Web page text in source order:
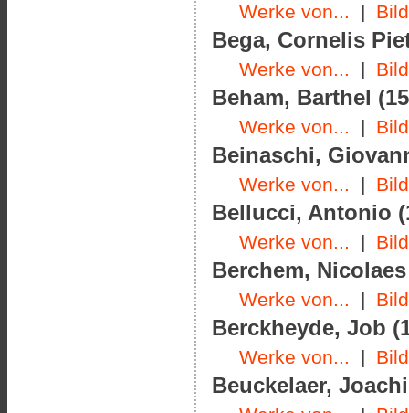
Werke von... |
Bega, Cornelis
Werke von... |
Beham, Barthel
Werke von... |
Beinaschi,
Werke von... |
Bellucci, Antonio
Werke von... |
Berchem, Nicolaes
Werke von... |
Berckheyde, Job
Werke von... |
Beuckelaer,